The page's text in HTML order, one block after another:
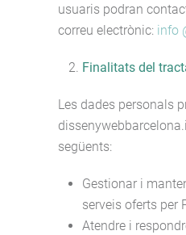
usuaris podran
correu electrònic: info
Finalitats del
Les dades personals
següents:
Gestionar i
serveis oferts per
Atendre i